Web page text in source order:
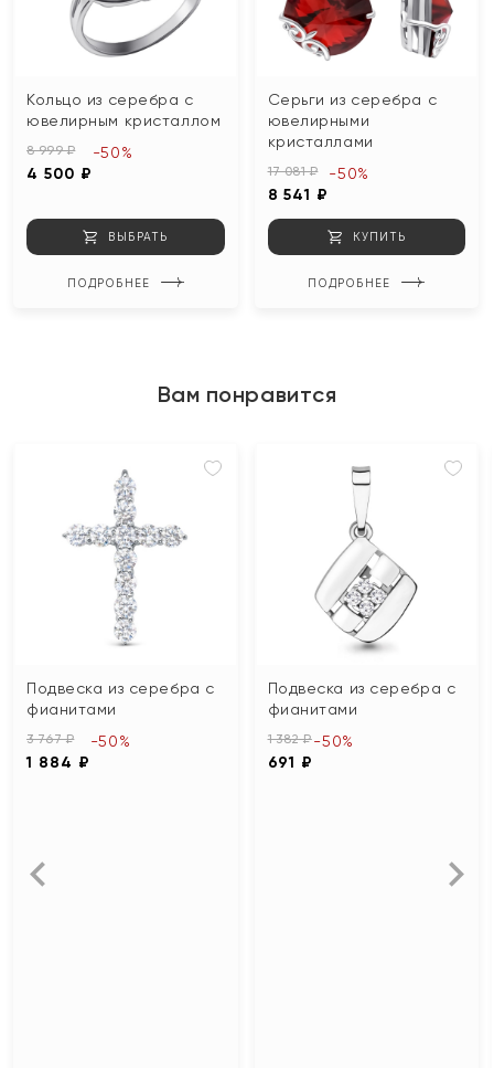
Кольцо из серебра с
ювелирным кристаллом
8 999 ₽
4 500 ₽
-50%
ВЫБРАТЬ
ПОДРОБНЕЕ
Серьги из серебра с
ювелирными
кристаллами
17 081 ₽
8 541 ₽
-50%
КУПИТЬ
ПОДРОБНЕЕ
Вам понравится
Подвеска из серебра с
фианитами
3 767 ₽
1 884 ₽
-50%
Подвеска из серебра с
фианитами
1 382 ₽
691 ₽
-50%